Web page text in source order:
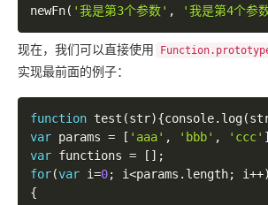
newFn( '我是第3个参数' , '我是第4个参
现在，我们可以直接使用
实现最前面的例子：
function test (str){console. log(
var params = [ 'aaa' , 'bbb' , 'ccc' ]
var functions = [ ] ;
for(var i=0; i<params . length; i++)
{